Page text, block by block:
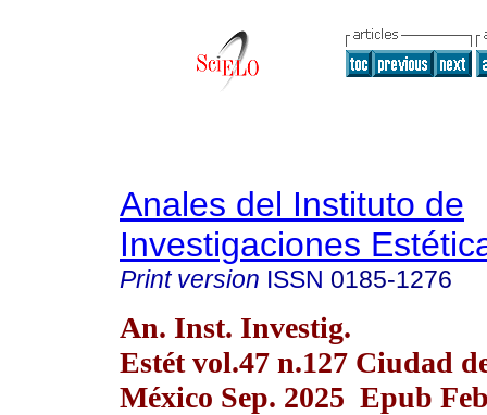
Anales del Instituto de
Investigaciones
Print version ISSN 0185-1276
An. Inst. Investig.
Estét vol.47 n.127 Ciudad
México Sep. 2025 Epub